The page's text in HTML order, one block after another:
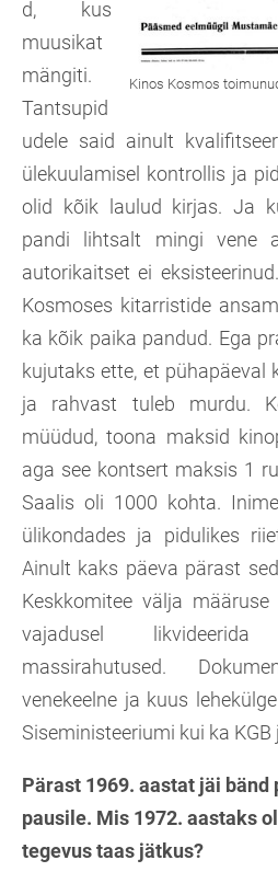
d, kus
muusikat
mängiti.
Tantsupid
udele said ainult
ülekuulamisel kontrollis ja
olid kõik laulud kirjas. Ja
pandi lihtsalt mingi vene
autorikaitset ei
Kosmoses kitarristide
ka kõik paika pandud. Ega
kujutaks ette, et pühapäeval
ja rahvast tuleb murdu.
müüdud, toona maksid
aga see kontsert maksis 1
Saalis oli 1000 kohta.
ülikondades ja pidulikes
Ainult kaks päeva pärast
Keskkomitee välja
vajadusel
massirahutused.
venekeelne ja kuus
Siseministeeriumi kui ka
Pärast 1969. aastat jäi bänd
pausile. Mis 1972. aastaks
tegevus taas jätkus?